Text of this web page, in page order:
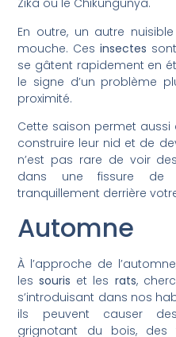
Zika ou le Chikungunya.
En outre, un autre
mouche. Ces insectes
se gâtent rapidement en
le signe d’un problème
proximité.
Cette saison permet
construire leur nid et de
n’est pas rare de voir
dans une fissure de
tranquillement derrière
Automne
À l’approche de
lessouris et les rats,
s’introduisant dans nos
ils peuvent causer
grignotant du bois, des